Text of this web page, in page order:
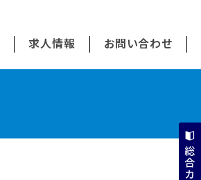
求人情報 お問い合わせ